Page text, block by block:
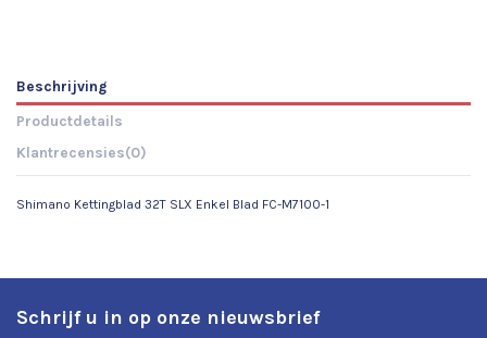
Beschrijving
Productdetails
Klantrecensies(0)
Shimano Kettingblad 32T SLX Enkel Blad FC-M7100-1
Schrijf u in op onze nieuwsbrief